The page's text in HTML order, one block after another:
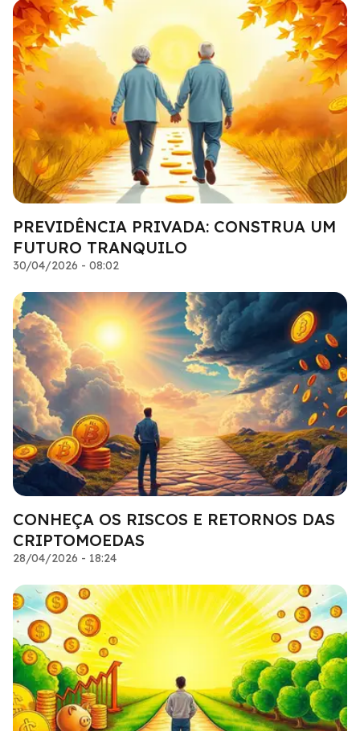
PREVIDÊNCIA PRIVADA: CONSTRUA UM
FUTURO TRANQUILO
30/04/2026 - 08:02
CONHEÇA OS RISCOS E RETORNOS DAS
CRIPTOMOEDAS
28/04/2026 - 18:24